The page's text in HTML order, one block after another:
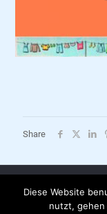
Share
AGB |
Diese Website
nutzt, gehen